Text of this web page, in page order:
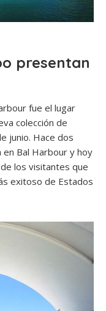
presentan
fue el lugar
colección de
junio. Hace dos
en Bal Harbour y hoy
los visitantes que
exitoso de Estados